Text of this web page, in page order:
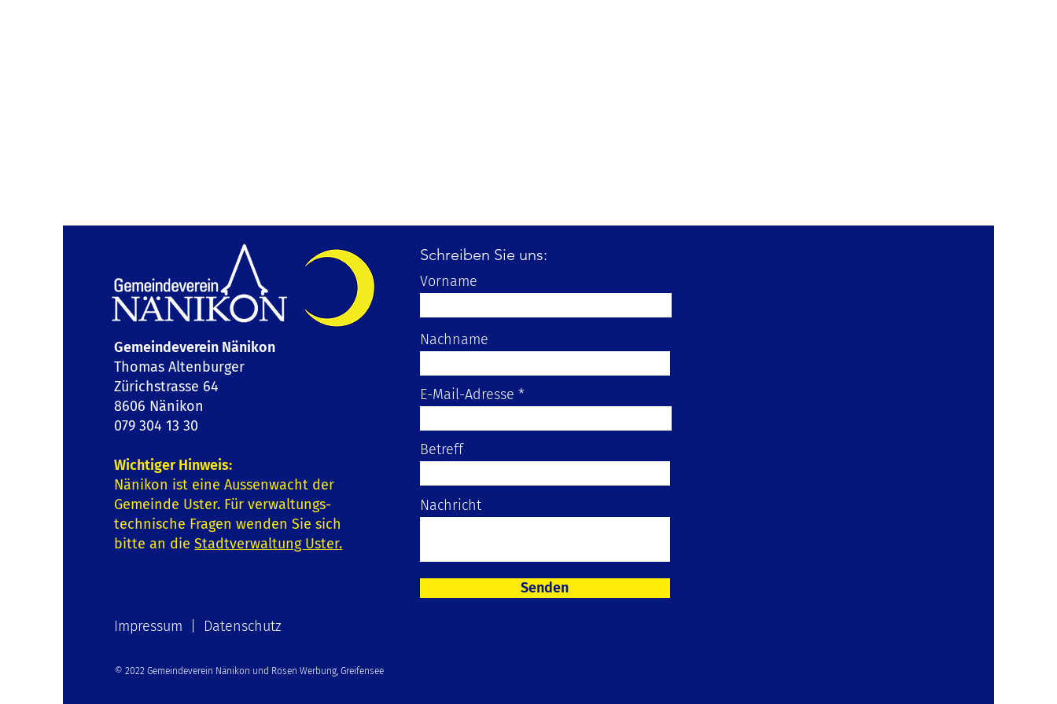
Gemeindeverein Nänikon
Thomas Altenburger
Zürichstrasse 64
8606 Nänikon
079 304 13 30
Wichtiger Hinweis:
Nänikon ist eine Aussenwacht der
Gemeinde Uster. Für verwaltungs-
technische Fragen wenden Sie sich
bitte an dieStadtverwaltung Uster.
Impressum | Datenschutz
© 2022 Gemeindeverein Nänikon und Rosen Werbung, Greifensee
Schreiben Sie uns:
Vorname
Nachname
E-Mail-Adresse
Betreff
Nachricht
Senden